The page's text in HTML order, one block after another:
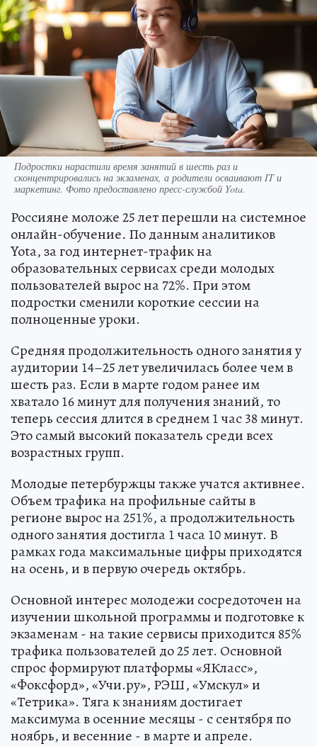
Подростки нарастили время занятий в шесть раз и
сконцентрировались на экзаменах, а родители осваивают IT и
маркетинг. Фото предоставлено пресс-службой Yota.
Россияне моложе 25 лет перешли на системное
онлайн-обучение. По данным аналитиков
Yota, за год интернет-трафик на
образовательных сервисах среди молодых
пользователей вырос на 72%. При этом
подростки сменили короткие сессии на
полноценные уроки.
Средняя продолжительность одного занятия у
аудитории 14–25 лет увеличилась более чем в
шесть раз. Если в марте годом ранее им
хватало 16 минут для получения знаний, то
теперь сессия длится в среднем 1 час 38 минут.
Это самый высокий показатель среди всех
возрастных групп.
Молодые петербуржцы также учатся активнее.
Объем трафика на профильные сайты в
регионе вырос на 251%, а продолжительность
одного занятия достигла 1 часа 10 минут. В
рамках года максимальные цифры приходятся
на осень, и в первую очередь октябрь.
Основной интерес молодежи сосредоточен на
изучении школьной программы и подготовке к
экзаменам - на такие сервисы приходится 85%
трафика пользователей до 25 лет. Основной
спрос формируют платформы «ЯКласс»,
«Фоксфорд», «Учи.ру», РЭШ, «Умскул» и
«Тетрика». Тяга к знаниям достигает
максимума в осенние месяцы - с сентября по
ноябрь, и весенние - в марте и апреле.